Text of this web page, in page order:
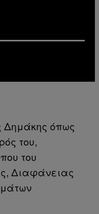
Δημάκης όπως
του,
του
Διαφάνειας